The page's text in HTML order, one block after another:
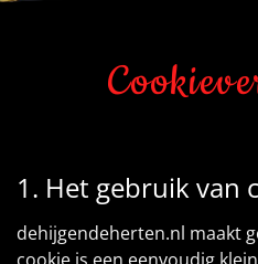
1. Het gebruik van
dehijgendeherten.nl maakt